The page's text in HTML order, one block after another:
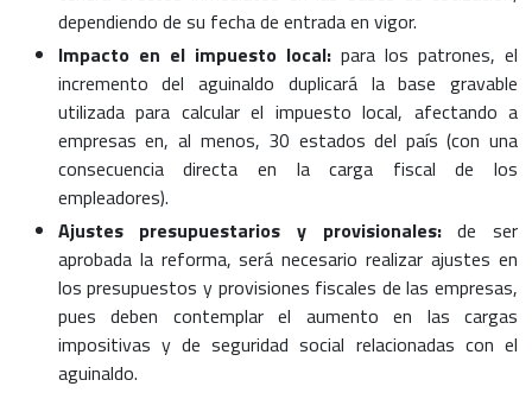
dependiendo de su fecha de entrada en vigor.
Impacto en el impuesto local:para los patrones, el
incremento del aguinaldo duplicará la base gravable
utilizada para calcular el impuesto local, afectando a
empresas en, al menos, 30 estados del país (con una
consecuencia directa en la carga fiscal de los
empleadores).
Ajustes presupuestarios y provisionales:de ser
aprobada la reforma, será necesario realizar ajustes en
los presupuestos y provisiones fiscales de las empresas,
pues deben contemplar el aumento en las cargas
impositivas y de seguridad social relacionadas con el
aguinaldo.